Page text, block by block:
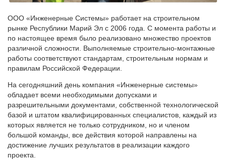
ООО «Инженерные Системы» работает на строительном
рынке Республики Марий Эл с 2006 года. С момента работы и
по настоящее время было реализовано множество проектов
различной сложности. Выполняемые строительно-монтажные
работы соответствуют стандартам, строительным нормам и
правилам Российской Федерации.
На сегодняшний день компания «Инженерные системы»
обладает всеми необходимыми допусками и
разрешительными документами, собственной технологической
базой и штатом квалифицированных специалистов, каждый из
которых является не только сотрудником, но и членом
большой команды, все действия которой направлены на
достижение лучших результатов в реализации каждого
проекта.